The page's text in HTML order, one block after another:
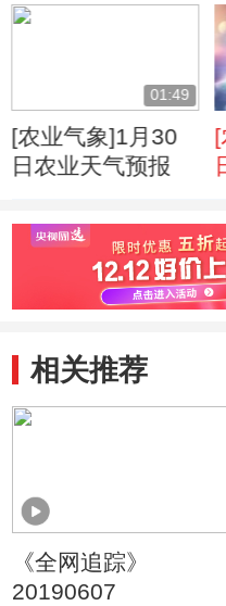
01:49
[农业气象]1月30
日农业天气预报
[
相关推荐
《全网追踪》
20190607